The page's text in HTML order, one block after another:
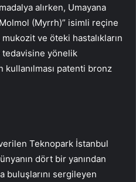
alırken, Umayana
(Myrrh)” isimli reçine
ve öteki hastalıkların
tedavisine yönelik
kullanılması patenti bronz
Teknopark İstanbul
dört bir yanından
buluşlarını sergileyen